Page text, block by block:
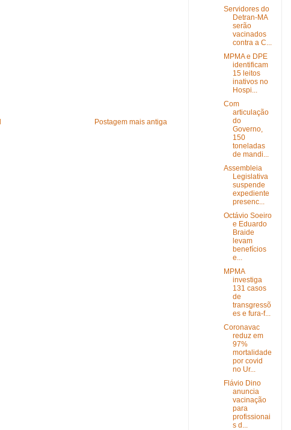
Postagem mais antiga
Servidores do
Detran-MA
serão
vacinados
contra a C...
MPMA e DPE
identificam
15 leitos
inativos no
Hospi...
Com
articulação
do
Governo,
150
toneladas
de mandi...
Assembleia
Legislativa
suspende
expediente
presenc...
Octávio Soeiro
e Eduardo
Braide
levam
benefícios
e...
MPMA
investiga
131 casos
de
transgressõ
es e fura-f...
Coronavac
reduz em
97%
mortalidade
por covid
no Ur...
Flávio Dino
anuncia
vacinação
para
profissionai
s d...